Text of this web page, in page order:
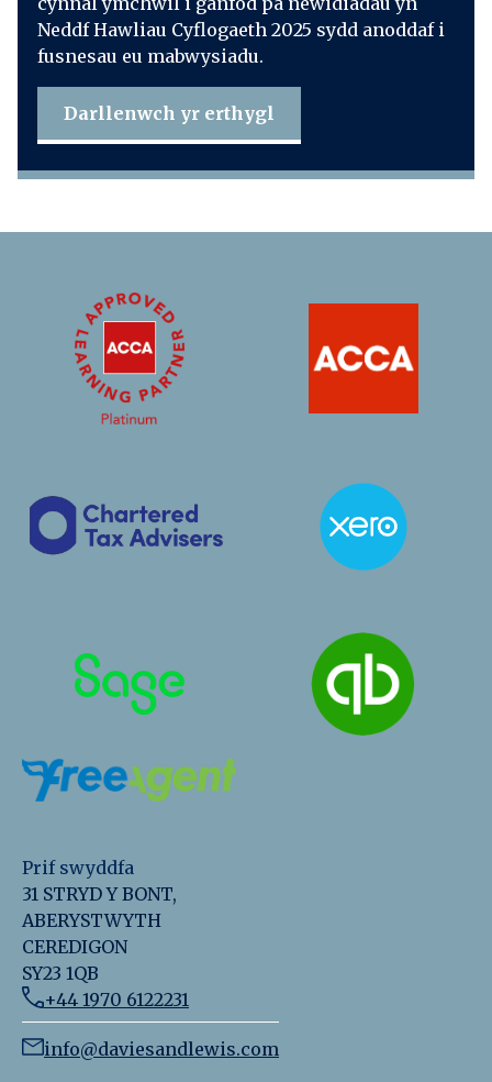
Neddf Hawliau Cyflogaeth 2025 sydd anoddaf i
fusnesau eu mabwysiadu.
Darllenwch yr erthygl
Prif swyddfa
31 STRYD Y BONT,
ABERYSTWYTH
CEREDIGON
SY23 1QB
+44 1970 6122231
info@daviesandlewis.com